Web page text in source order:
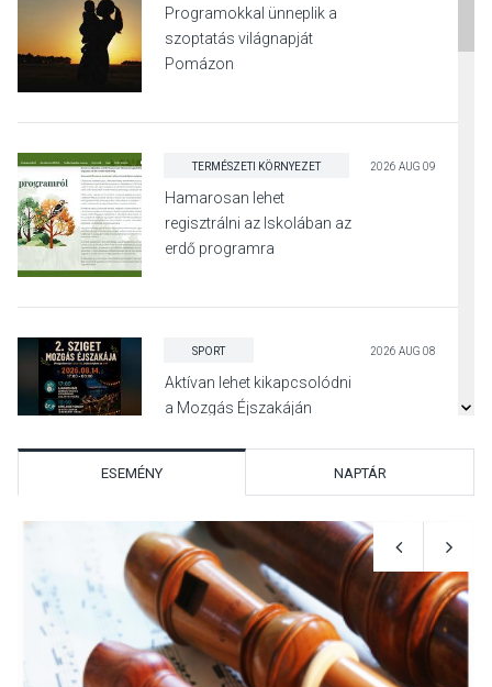
Programokkal ünneplik a
szoptatás világnapját
Pomázon
TERMÉSZETI KÖRNYEZET 2026 AUG 09
Hamarosan lehet
regisztrálni az Iskolában az
erdő programra
SPORT 2026 AUG 08
Aktívan lehet kikapcsolódni
a Mozgás Éjszakáján
KULTÚRA 2026 AUG 08
Luce dell’amore – Ott Rezső
szerzői estjén lehet részt
venni Visegrádon
ESEMÉNY NAPTÁR